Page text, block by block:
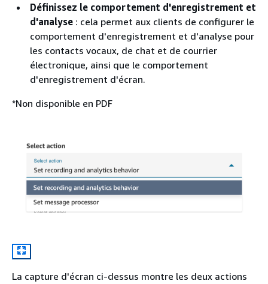
Définissez le comportement d'enregistrement et
d'analyse : cela permet aux clients de configurer le
comportement d'enregistrement et d'analyse pour
les contacts vocaux, de chat et de courrier
électronique, ainsi que le comportement
d'enregistrement d'écran.
*Non disponible en PDF
La capture d'écran ci-dessus montre les deux actions